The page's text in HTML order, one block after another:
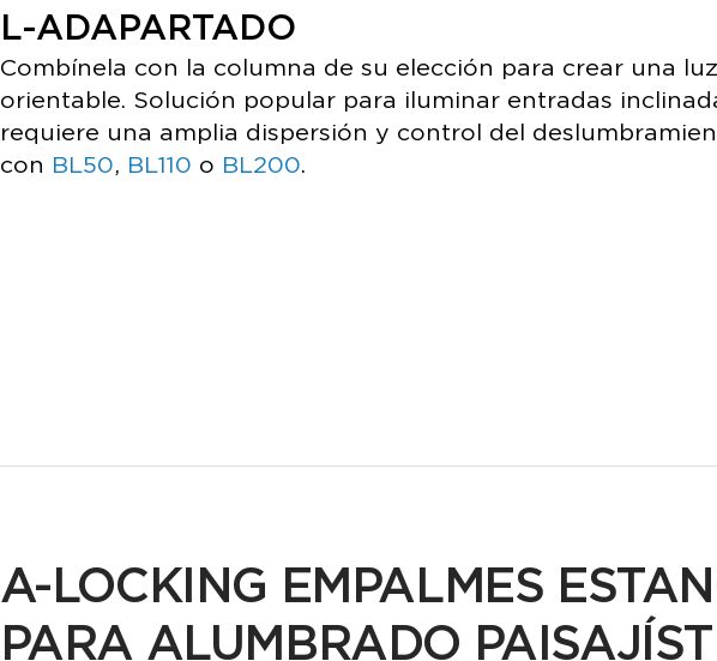
L-ADAPARTADO
Combínela con la columna de su elección para crear una
orientable. Solución popular para iluminar entradas
requiere una amplia dispersión y control del
con BL50, BL110 o BL200.
A-LOCKING EMPALMES
PARA ALUMBRADO